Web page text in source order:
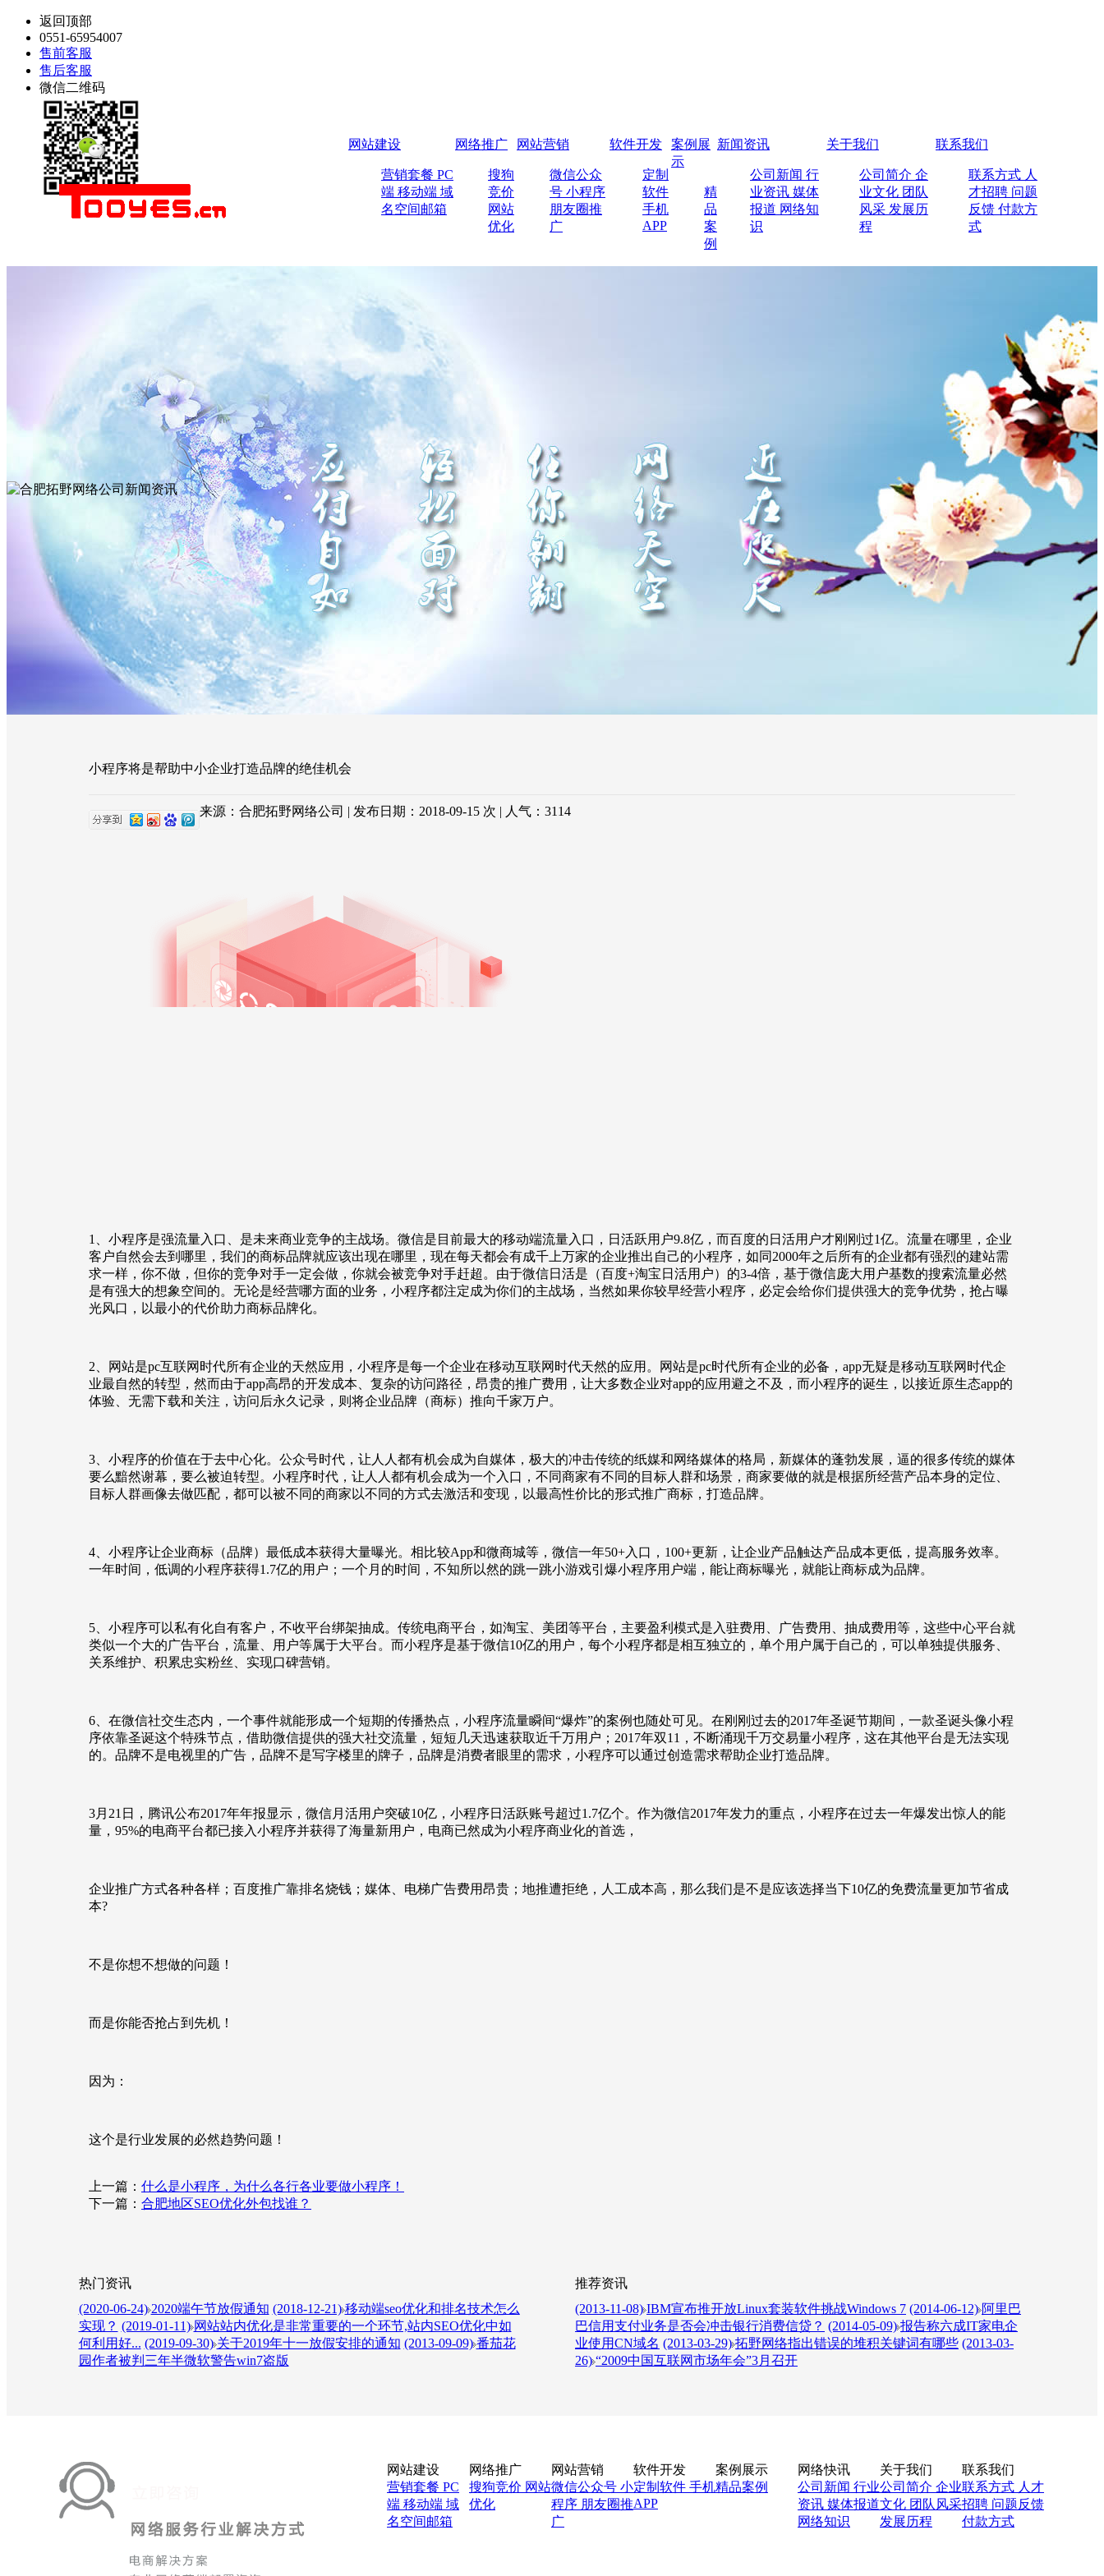
返回顶部
0551-65954007
售前客服
售后客服
微信二维码
网站建设
营销套餐 PC
端 移动端 域
名空间邮箱
网络推广
搜狗
竞价
网站
优化
网站营销
微信公众
号 小程序
朋友圈推
广
软件开发
定制
软件
手机
APP
案例展
示
精
品
案
例
新闻资讯
公司新闻 行
业资讯 媒体
报道 网络知
识
关于我们
公司简介 企
业文化 团队
风采 发展历
程
联系我们
联系方式 人
才招聘 问题
反馈 付款方
式
小程序将是帮助中小企业打造品牌的绝佳机会
来源：合肥拓野网络公司 | 发布日期：2018-09-15 次 | 人气： 3114
1、小程序是强流量入口、是未来商业竞争的主战场。微信是目前最大的移动端流量入口，日活跃用户9.8亿，而百度的日活用户才刚刚过1亿。流量在哪里，企业
客户自然会去到哪里，我们的商标品牌就应该出现在哪里，现在每天都会有成千上万家的企业推出自己的小程序，如同2000年之后所有的企业都有强烈的建站需
求一样，你不做，但你的竞争对手一定会做，你就会被竞争对手赶超。由于微信日活是（百度+淘宝日活用户）的3-4倍，基于微信庞大用户基数的搜索流量必然
是有强大的想象空间的。无论是经营哪方面的业务，小程序都注定成为你们的主战场，当然如果你较早经营小程序，必定会给你们提供强大的竞争优势，抢占曝
光风口，以最小的代价助力商标品牌化。
2、网站是pc互联网时代所有企业的天然应用，小程序是每一个企业在移动互联网时代天然的应用。网站是pc时代所有企业的必备，app无疑是移动互联网时代企
业最自然的转型，然而由于app高昂的开发成本、复杂的访问路径，昂贵的推广费用，让大多数企业对app的应用避之不及，而小程序的诞生，以接近原生态app的
体验、无需下载和关注，访问后永久记录，则将企业品牌（商标）推向千家万户。
3、小程序的价值在于去中心化。公众号时代，让人人都有机会成为自媒体，极大的冲击传统的纸媒和网络媒体的格局，新媒体的蓬勃发展，逼的很多传统的媒体
要么黯然谢幕，要么被迫转型。小程序时代，让人人都有机会成为一个入口，不同商家有不同的目标人群和场景，商家要做的就是根据所经营产品本身的定位、
目标人群画像去做匹配，都可以被不同的商家以不同的方式去激活和变现，以最高性价比的形式推广商标，打造品牌。
4、小程序让企业商标（品牌）最低成本获得大量曝光。相比较App和微商城等，微信一年50+入口，100+更新，让企业产品触达产品成本更低，提高服务效率。
一年时间，低调的小程序获得1.7亿的用户；一个月的时间，不知所以然的跳一跳小游戏引爆小程序用户端，能让商标曝光，就能让商标成为品牌。
5、小程序可以私有化自有客户，不收平台绑架抽成。传统电商平台，如淘宝、美团等平台，主要盈利模式是入驻费用、广告费用、抽成费用等，这些中心平台就
类似一个大的广告平台，流量、用户等属于大平台。而小程序是基于微信10亿的用户，每个小程序都是相互独立的，单个用户属于自己的，可以单独提供服务、
关系维护、积累忠实粉丝、实现口碑营销。
6、在微信社交生态内，一个事件就能形成一个短期的传播热点，小程序流量瞬间“爆炸”的案例也随处可见。在刚刚过去的2017年圣诞节期间，一款圣诞头像小程
序依靠圣诞这个特殊节点，借助微信提供的强大社交流量，短短几天迅速获取近千万用户；2017年双11，不断涌现千万交易量小程序，这在其他平台是无法实现
的。品牌不是电视里的广告，品牌不是写字楼里的牌子，品牌是消费者眼里的需求，小程序可以通过创造需求帮助企业打造品牌。
3月21日，腾讯公布2017年年报显示，微信月活用户突破10亿，小程序日活跃账号超过1.7亿个。作为微信2017年发力的重点，小程序在过去一年爆发出惊人的能
量，95%的电商平台都已接入小程序并获得了海量新用户，电商已然成为小程序商业化的首选，
企业推广方式各种各样；百度推广靠排名烧钱；媒体、电梯广告费用昂贵；地推遭拒绝，人工成本高，那么我们是不是应该选择当下10亿的免费流量更加节省成
本?
不是你想不想做的问题！
而是你能否抢占到先机！
因为：
这个是行业发展的必然趋势问题！
上一篇： 什么是小程序，为什么各行各业要做小程序！
下一篇： 合肥地区SEO优化外包找谁？
热门资讯
(2020-06-24) 2020端午节放假通知 (2018-12-21) 移动端seo优化和排名技术怎么
实现？ (2019-01-11) 网站站内优化是非常重要的一个环节,站内SEO优化中如
何利用好... (2019-09-30) 关于2019年十一放假安排的通知 (2013-09-09) 番茄花
园作者被判三年半微软警告win7盗版
推荐资讯
(2013-11-08) IBM宣布推开放Linux套装软件挑战Windows 7 (2014-06-12) 阿里巴
巴信用支付业务是否会冲击银行消费信贷？ (2014-05-09) 报告称六成IT家电企
业使用CN域名 (2013-03-29) 拓野网络指出错误的堆积关键词有哪些 (2013-03-
26) “2009中国互联网市场年会”3月召开
网站建设
营销套餐 PC
端 移动端 域
名空间邮箱
网络推广
搜狗竞价 网站
优化
网站营销
微信公众号 小
程序 朋友圈推
广
软件开发
定制软件 手机
APP
案例展示
精品案例
网络快讯
公司新闻 行业
资讯 媒体报道
网络知识
关于我们
公司简介 企业
文化 团队风采
发展历程
联系我们
联系方式 人才
招聘 问题反馈
付款方式